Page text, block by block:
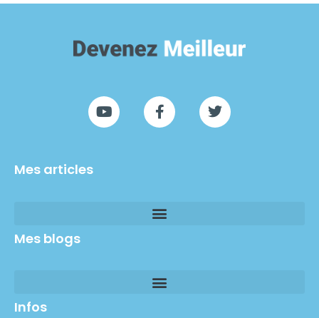
Mes articles
Mes blogs
Infos